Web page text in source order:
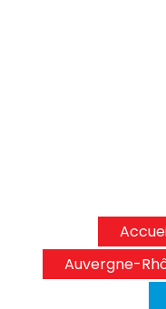
Auvergne-